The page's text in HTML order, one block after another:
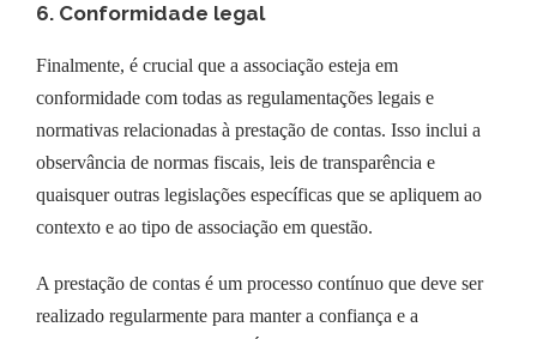
6. Conformidade legal
Finalmente, é crucial que a associação esteja em
conformidade com todas as regulamentações legais e
normativas relacionadas à prestação de contas. Isso inclui a
observância de normas fiscais, leis de transparência e
quaisquer outras legislações específicas que se apliquem ao
contexto e ao tipo de associação em questão.
A prestação de contas é um processo contínuo que deve ser
realizado regularmente para manter a confiança e a